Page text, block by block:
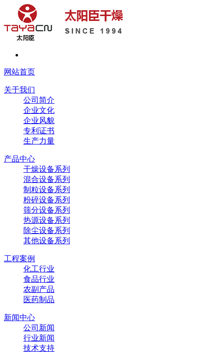
网站首页
关于我们
公司简介
企业文化
企业风貌
专利证书
生产力量
产品中心
干燥设备系列
混合设备系列
制粒设备系列
粉碎设备系列
筛分设备系列
热源设备系列
除尘设备系列
其他设备系列
工程案例
化工行业
食品行业
农副产品
医药制品
新闻中心
公司新闻
行业新闻
技术支持